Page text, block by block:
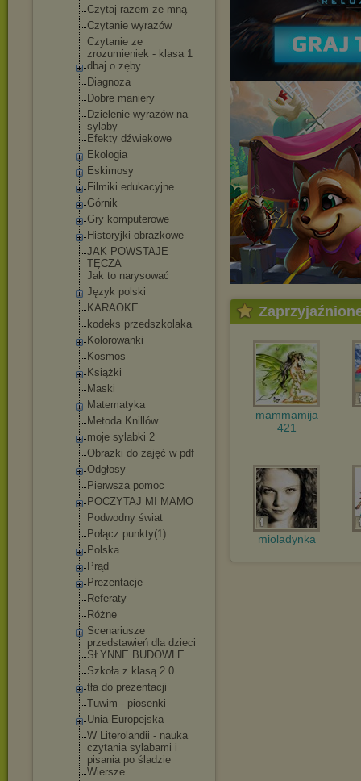
Czytaj razem ze mną
Czytanie wyrazów
Czytanie ze
zrozumieniek - klasa 1
dbaj o zęby
Diagnoza
Dobre maniery
Dzielenie wyrazów na
sylaby
Efekty dźwiekowe
Ekologia
Eskimosy
Filmiki edukacyjne
Górnik
Gry komputerowe
Historyjki obrazkowe
JAK POWSTAJE
TĘCZA
Jak to narysować
Język polski
KARAOKE
kodeks przedszkolaka
Kolorowanki
Kosmos
Książki
Maski
Matematyka
Metoda Knillów
moje sylabki 2
Obrazki do zajęć w pdf
Odgłosy
Pierwsza pomoc
POCZYTAJ MI MAMO
Podwodny świat
Połącz punkty(1)
Polska
Prąd
Prezentacje
Referaty
Różne
Scenariusze
przedstawień dla dzieci
SŁYNNE BUDOWLE
Szkoła z klasą 2.0
tła do prezentacji
Tuwim - piosenki
Unia Europejska
W Literolandii - nauka
czytania sylabami i
pisania po śladzie
Wiersze
mammamija
421
mioladynka